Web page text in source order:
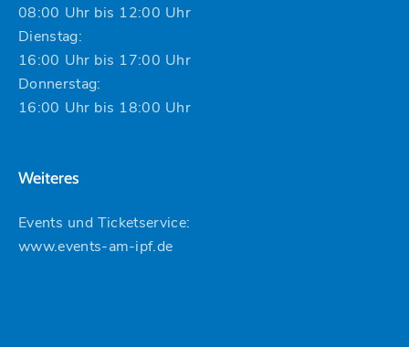
08:00 Uhr bis 12:00 Uhr
Dienstag:
16:00 Uhr bis 17:00 Uhr
Donnerstag:
16:00 Uhr bis 18:00 Uhr
Weiteres
Events und Ticketservice:
www.events-am-ipf.de